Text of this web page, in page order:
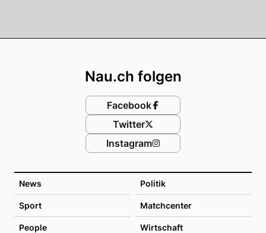
News Politik
Sport Matchcenter
People Wirtschaft
Nau.ch folgen
Facebook
Twitter
Instagram